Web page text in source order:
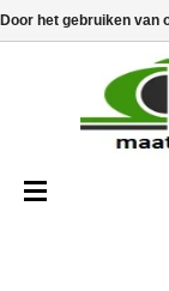
€
Door het gebruiken van